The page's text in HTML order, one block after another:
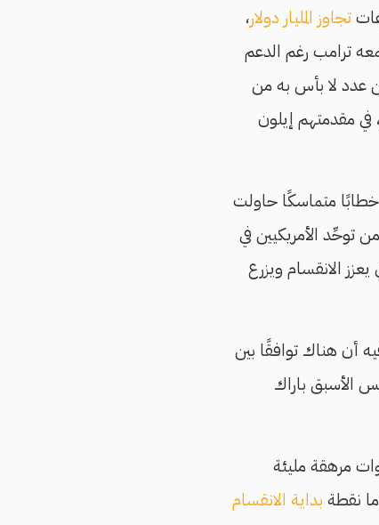
تجاوز المليار دولار،
ترامب رغم الدعم
عدد لا بأس به من
في مقدمتهم إيلون
متماسكًا حاولت
توحِّد الأمريكيين في
الانقسام ويزرع
أن هناك توافقًا بين
الأسبق باراك
سنوات مرهقة مليئة
نقطة بداية الانقسام